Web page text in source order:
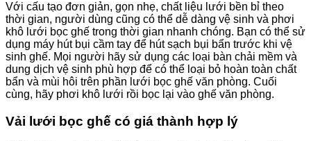
Với cấu tạo đơn giản, gọn nhẹ, chất liệu lưới bền bỉ theo
thời gian, người dùng cũng có thể dễ dàng vệ sinh và phơi
khô lưới bọc ghế trong thời gian nhanh chóng. Bạn có thể sử
dụng máy hút bụi cầm tay để hút sạch bụi bẩn trước khi vệ
sinh ghế. Mọi người hãy sử dụng các loại bàn chải mềm và
dung dịch vệ sinh phù hợp để có thể loại bỏ hoàn toàn chất
bẩn và mùi hôi trên phần lưới bọc ghế văn phòng. Cuối
cùng, hãy phơi khô lưới rồi bọc lại vào ghế văn phòng.
Vải lưới bọc ghế có giá thành hợp lý